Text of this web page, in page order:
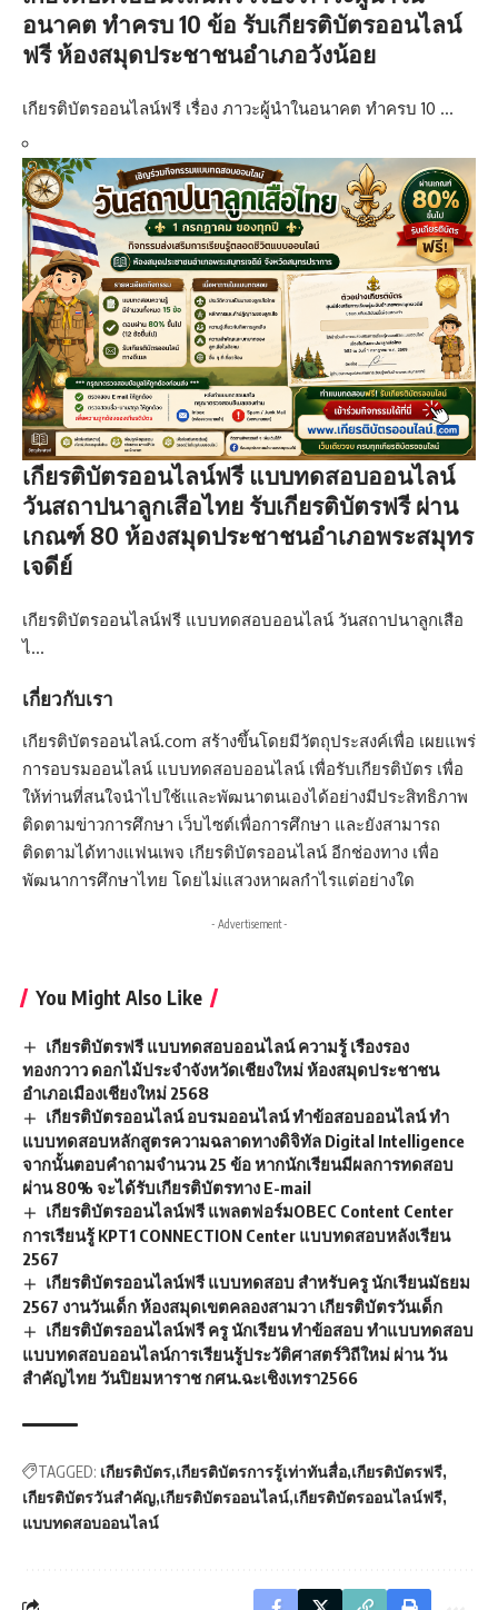
อนาคต ทำครบ 10 ข้อ รับเกียรติบัตรออนไลน์
ฟรี ห้องสมุดประชาชนอำเภอวังน้อย
เกียรติบัตรออนไลน์ฟรี เรื่อง ภาวะผู้นำในอนาคต ทำครบ 10 …
เกียรติบัตรออนไลน์ฟรี แบบทดสอบออนไลน์
วันสถาปนาลูกเสือไทย รับเกียรติบัตรฟรี ผ่าน
เกณฑ์ 80 ห้องสมุดประชาชนอำเภอพระสมุทร
เจดีย์
เกียรติบัตรออนไลน์ฟรี แบบทดสอบออนไลน์ วันสถาปนาลูกเสือ
ไ…
เกี่ยวกับเรา
เกียรติบัตรออนไลน์.com สร้างขึ้นโดยมีวัตถุประสงค์เพื่อ เผยแพร่
การอบรมออนไลน์ แบบทดสอบออนไลน์ เพื่อรับเกียรติบัตร เพื่อ
ให้ท่านที่สนใจนำไปใช้เและพัฒนาตนเองได้อย่างมีประสิทธิภาพ
ติดตามข่าวการศึกษา เว็บไซต์เพื่อการศึกษา และยังสามารถ
ติดตามได้ทางแฟนเพจ เกียรติบัตรออนไลน์ อีกช่องทาง เพื่อ
พัฒนาการศึกษาไทย โดยไม่แสวงหาผลกำไรแต่อย่างใด
- Advertisement -
You Might Also Like
เกียรติบัตรฟรี แบบทดสอบออนไลน์ ความรู้ เรืองรอง
ทองกวาว ดอกไม้ประจำจังหวัดเชียงใหม่ ห้องสมุดประชาชน
อำเภอเมืองเชียงใหม่ 2568
เกียรติบัตรออนไลน์ อบรมออนไลน์ ทำข้อสอบออนไลน์ ทำ
แบบทดสอบหลักสูตรความฉลาดทางดิจิทัล Digital Intelligence
จากนั้นตอบคำถามจำนวน 25 ข้อ หากนักเรียนมีผลการทดสอบ
ผ่าน 80% จะได้รับเกียรติบัตรทาง E-mail
เกียรติบัตรออนไลน์ฟรี แพลตฟอร์มOBEC Content Center
การเรียนรู้ KPT1 CONNECTION Center แบบทดสอบหลังเรียน
2567
เกียรติบัตรออนไลน์ฟรี แบบทดสอบ สำหรับครู นักเรียนมัธยม
2567 งานวันเด็ก ห้องสมุดเขตคลองสามวา เกียรติบัตรวันเด็ก
เกียรติบัตรออนไลน์ฟรี ครู นักเรียน ทำข้อสอบ ทำแบบทดสอบ
แบบทดสอบออนไลน์การเรียนรู้ประวัติศาสตร์วิถีใหม่ ผ่าน วัน
สำคัญไทย วันปิยมหาราช กศน.ฉะเชิงเทรา2566
TAGGED: เกียรติบัตร เกียรติบัตรการรู้เท่าทันสื่อ เกียรติบัตรฟรี
เกียรติบัตรวันสำคัญ เกียรติบัตรออนไลน์ เกียรติบัตรออนไลน์ฟรี
แบบทดสอบออนไลน์